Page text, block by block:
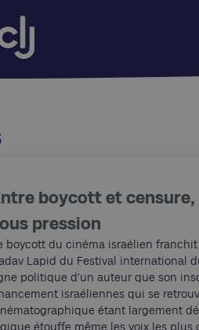
boycott et
pression
boycott du cinéma israélien
Lapid du Festival international
politique d’un auteur que son
israéliennes qui se
étant largement
étouffe même les voix les